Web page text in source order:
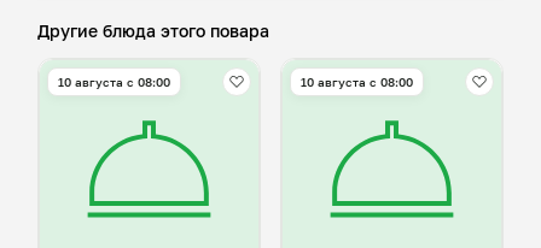
Другие блюда этого повара
10 августа с 08:00 10 августа с 08:00